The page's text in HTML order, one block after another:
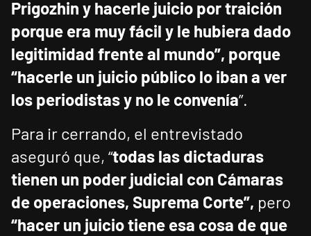
Prigozhin y hacerle juicio por traición
porque era muy fácil y le hubiera dado
legitimidad frente al mundo”, porque
“hacerle un juicio público lo iban a ver
los periodistas y no le convenía”.
Para ir cerrando, el entrevistado
aseguró que, “todas las dictaduras
tienen un poder judicial con Cámaras
de operaciones, Suprema Corte”, pero
“hacer un juicio tiene esa cosa de que